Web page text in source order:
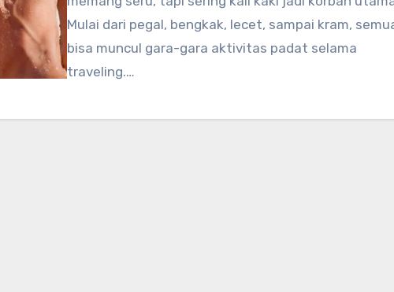
Mulai dari pegal, bengkak, lecet, sampai kram,
bisa muncul gara-gara aktivitas padat selama
traveling.…